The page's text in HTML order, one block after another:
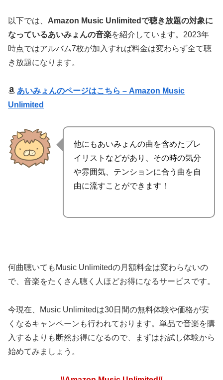
以下では、 Amazon Music Unlimitedで聴き放題の対象に
なっているあいみょんの音楽を紹介しています。2023年
時点ではアルバム7枚が加入すれば料金は変わらず全て聴
き放題になります。
あいみょんのページはこちら – Amazon Music
Unlimited
他にもあいみょんの曲を含めたプレ
イリストなどがあり、その時の気分
や雰囲気、テンションに合う曲を自
由に流すことができます！
何曲聴いてもMusic Unlimitedの月額料金は変わらないの
で、音楽をたくさん聴く人ほどお得になるサービスです。
今現在、Music Unlimitedは30日間の無料体験や価格が安
くなるキャンペーン も行われております。単品で音楽を購
入するよりも断然お得になるので、まずはお試し体験から
始めてみましょう。